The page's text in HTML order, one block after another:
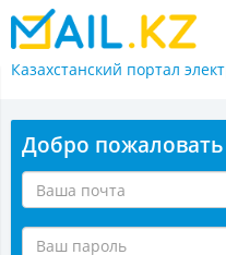
Казахстанский портал
Добро пожаловать